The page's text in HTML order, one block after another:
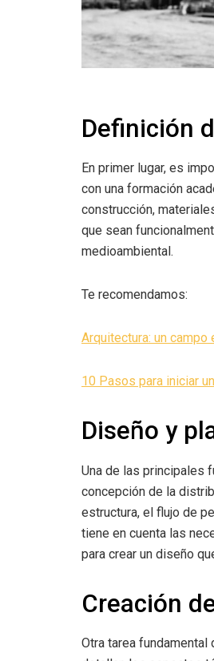
Definición
En primer lugar, es
con una formación
construcción,
que sean
medioambiental.
Te recomendamos:
Arquitectura: un
10 Pasos para iniciar
Diseño y
Una de las principales
concepción de la
estructura, el flujo de
tiene en cuenta las
para crear un diseño
Creación
Otra tarea